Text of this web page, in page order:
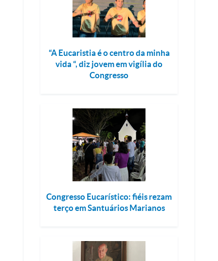
“A Eucaristia é o centro da minha
vida “, diz jovem em vigília do
Congresso
Congresso Eucarístico: fiéis rezam
terço em Santuários Marianos